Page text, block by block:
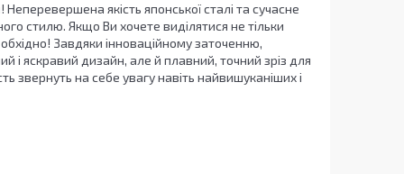
якість японської сталі та сучасне
стилю. Якщо Ви хочете виділятися не тільки
Завдяки інноваційному заточенню,
і яскравий дизайн, але й плавний, точний зріз для
звернуть на себе увагу навіть найвишуканіших і